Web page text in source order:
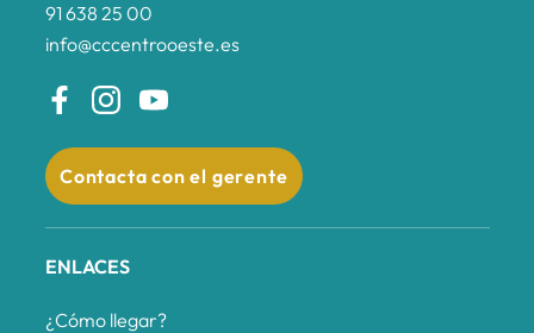
91 638 25 00
info@cccentrooeste.es
Contacta con el gerente
ENLACES
¿Cómo llegar?